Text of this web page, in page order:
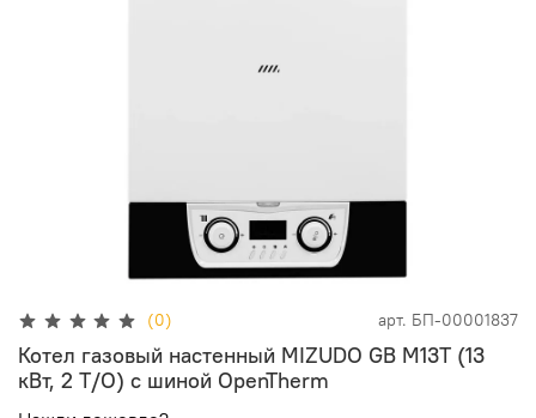
(0) арт. БП-00001837
Котел газовый настенный MIZUDO GB M13Т (13
кВт, 2 Т/O) с шиной OpenTherm